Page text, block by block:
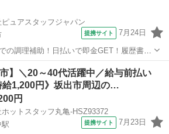
ュアスタッフジャパン
提携サイト 7月24日
の調理補助！日払いで即金GET！履歴書不
！観音寺市 【コメント】 「家
い…」 「ミスマッチの無いお仕事選びをし
チン
市】＼20～40代活躍中／給与前払い
給1,200円》坂出市周辺の…
円
ットスタッフ丸亀-HSZ93372
提携サイト 7月23日